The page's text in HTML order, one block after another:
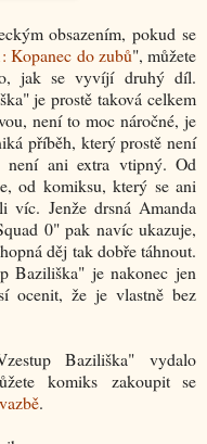
obsazením, pokud se
Kopanec do zubů", můžete
jak se vyvíjí druhý díl.
je prostě taková celkem
není to moc náročné, je
příběh, který prostě není
ani extra vtipný. Od
od komiksu, který se ani
víc. Jenže drsná Amanda
0" pak navíc ukazuje,
děj tak dobře táhnout.
Baziliška" je nakonec jen
ocenit, že je vlastně bez
Baziliška" vydalo
komiks zakoupit se
.